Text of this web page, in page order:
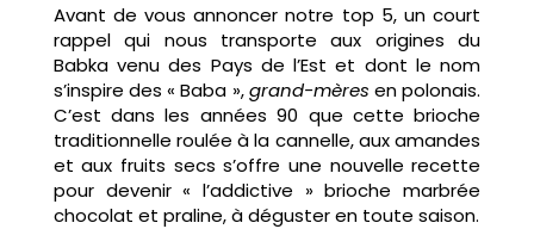
Avant de vous annoncer notre top 5, un court
rappel qui nous transporte aux origines du
Babka venu des Pays de l’Est et dont le nom
s’inspire des « Baba »,grand-mères en polonais.
C’est dans les années 90 que cette brioche
traditionnelle roulée à la cannelle, aux amandes
et aux fruits secs s’offre une nouvelle recette
pour devenir « l’addictive » brioche marbrée
chocolat et praline, à déguster en toute saison.